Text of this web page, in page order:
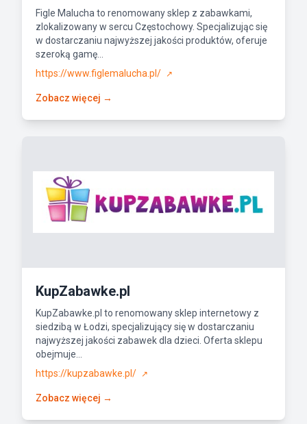
Figle Malucha to renomowany sklep z zabawkami,
zlokalizowany w sercu Częstochowy. Specjalizując się
w dostarczaniu najwyższej jakości produktów, oferuje
szeroką gamę...
https://www.figlemalucha.pl/
↗
Zobacz więcej →
KupZabawke.pl
KupZabawke.pl to renomowany sklep internetowy z
siedzibą w Łodzi, specjalizujący się w dostarczaniu
najwyższej jakości zabawek dla dzieci. Oferta sklepu
obejmuje...
https://kupzabawke.pl/
↗
Zobacz więcej →